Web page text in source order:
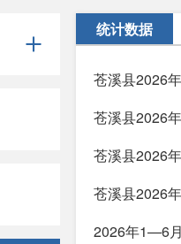
统计数据
苍溪县2026
苍溪县2026
苍溪县2026
苍溪县2026
2026年1—6